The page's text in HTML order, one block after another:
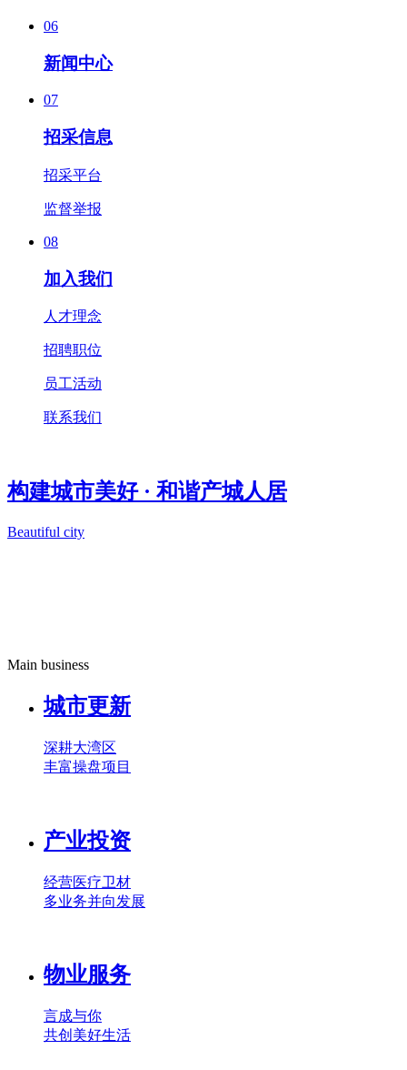
06
新闻中心
07
招采信息
招采平台
监督举报
08
加入我们
人才理念
招聘职位
员工活动
联系我们
构建城市美好 · 和谐产城人居
Beautiful city
Main business
城市更新
深耕大湾区
丰富操盘项目
产业投资
经营医疗卫材
多业务并向发展
物业服务
言成与你
共创美好生活